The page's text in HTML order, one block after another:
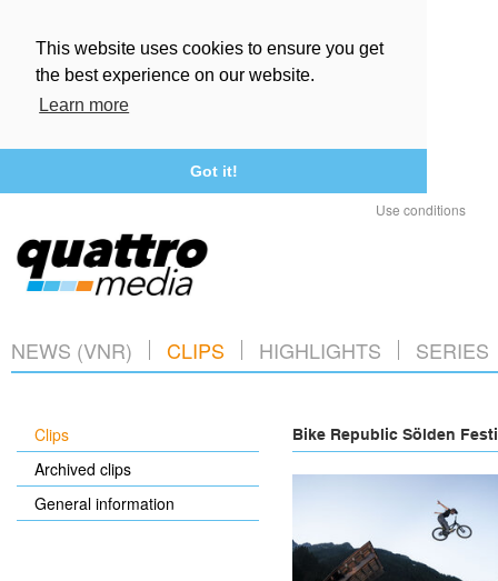
This website uses cookies to ensure you get
the best experience on our website.
Learn more
Got it!
Use conditions
NEWS (VNR) CLIPS HIGHLIGHTS SERIES
Clips
Archived clips
General information
Bike Republic Sölden